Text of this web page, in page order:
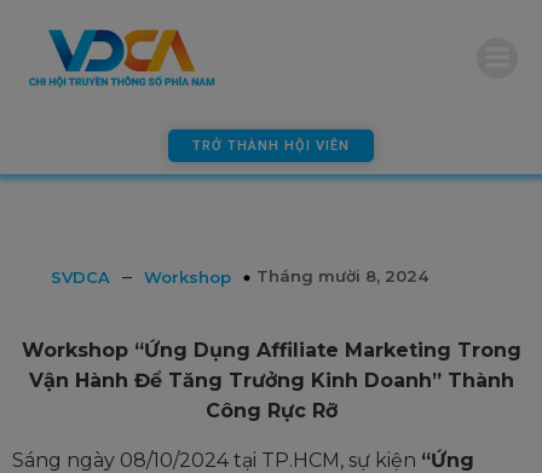
TRỞ THÀNH HỘI VIÊN
SVDCA – Workshop Tháng mười 8, 2024
Workshop “Ứng Dụng Affiliate Marketing Trong
Vận Hành Để Tăng Trưởng Kinh Doanh” Thành
Công Rực Rỡ
Sáng ngày 08/10/2024 tại TP.HCM, sự kiện “Ứng